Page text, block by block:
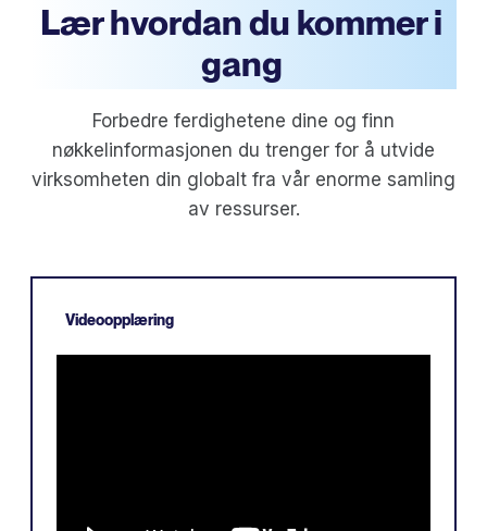
Lær hvordan du kommer i
gang
Forbedre ferdighetene dine og finn
nøkkelinformasjonen du trenger for å utvide
virksomheten din globalt fra vår enorme samling
av ressurser.
Videoopplæring